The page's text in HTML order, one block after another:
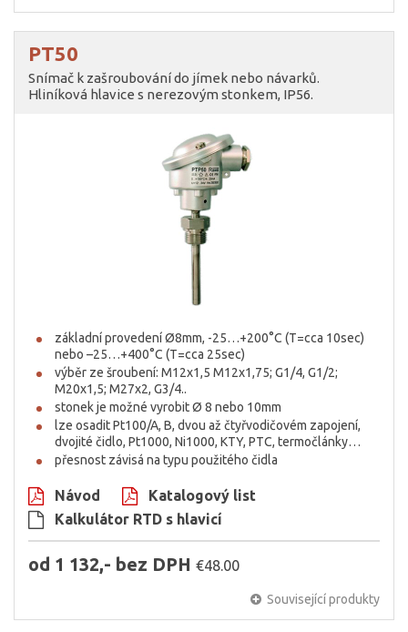
PT50
Snímač k zašroubování do jímek nebo návarků.
Hliníková hlavice s nerezovým stonkem, IP56.
základní provedení Ø8mm, -25…+200°C (T=cca 10sec)
nebo –25…+400°C (T=cca 25sec)
výběr ze šroubení: M12x1,5 M12x1,75; G1/4, G1/2;
M20x1,5; M27x2, G3/4..
stonek je možné vyrobit Ø 8 nebo 10mm
lze osadit Pt100/A, B, dvou až čtyřvodičovém zapojení,
dvojité čidlo, Pt1000, Ni1000, KTY, PTC, termočlánky…
přesnost závisá na typu použitého čidla
Návod
Katalogový list
Kalkulátor RTD s hlavicí
od 1 132,- bez DPH €48.00
Související produkty